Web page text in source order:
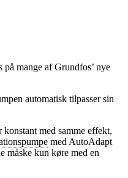
mange af Grundfos’ nye
automatisk tilpasser sin
med samme effekt,
med AutoAdapt
måske kun køre med en